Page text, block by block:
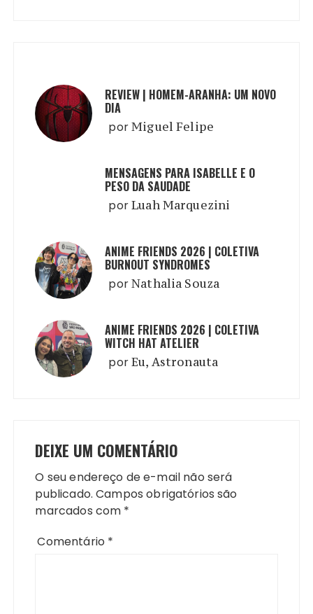
REVIEW | HOMEM-ARANHA: UM NOVO
DIA
porMiguel Felipe
MENSAGENS PARA ISABELLE E O
PESO DA SAUDADE
porLuah Marquezini
ANIME FRIENDS 2026 | COLETIVA
BURNOUT SYNDROMES
porNathalia Souza
ANIME FRIENDS 2026 | COLETIVA
WITCH HAT ATELIER
porEu, Astronauta
DEIXE UM COMENTÁRIO
O seu endereço de e-mail não será
publicado. Campos obrigatórios são
marcados com *
Comentário *